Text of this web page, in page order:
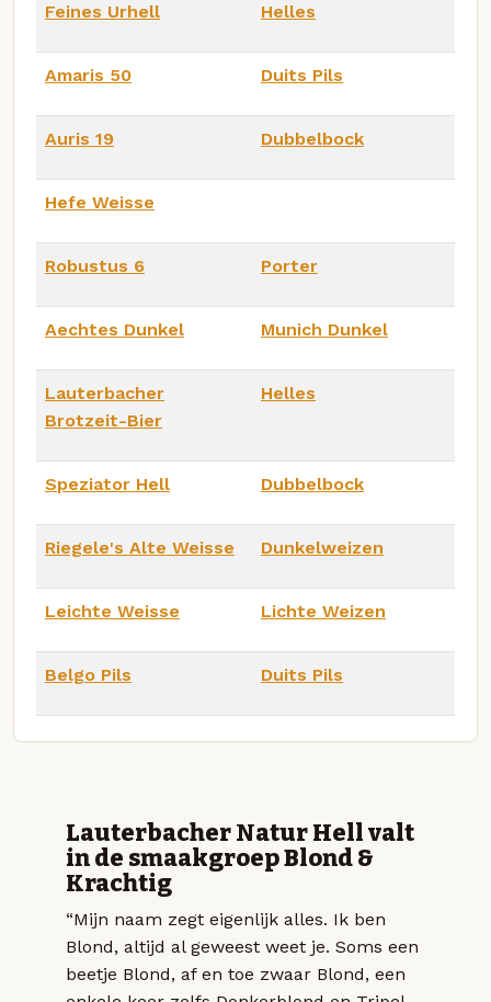
Feines Urhell Helles
Amaris 50 Duits Pils
Auris 19 Dubbelbock
Hefe Weisse
Robustus 6 Porter
Aechtes Dunkel Munich Dunkel
Lauterbacher
Brotzeit-Bier
Helles
Speziator Hell Dubbelbock
Riegele's Alte Weisse Dunkelweizen
Leichte Weisse Lichte Weizen
Belgo Pils Duits Pils
Lauterbacher Natur Hell valt
in de smaakgroep Blond &
Krachtig
“Mijn naam zegt eigenlijk alles. Ik ben
Blond, altijd al geweest weet je. Soms een
beetje Blond, af en toe zwaar Blond, een